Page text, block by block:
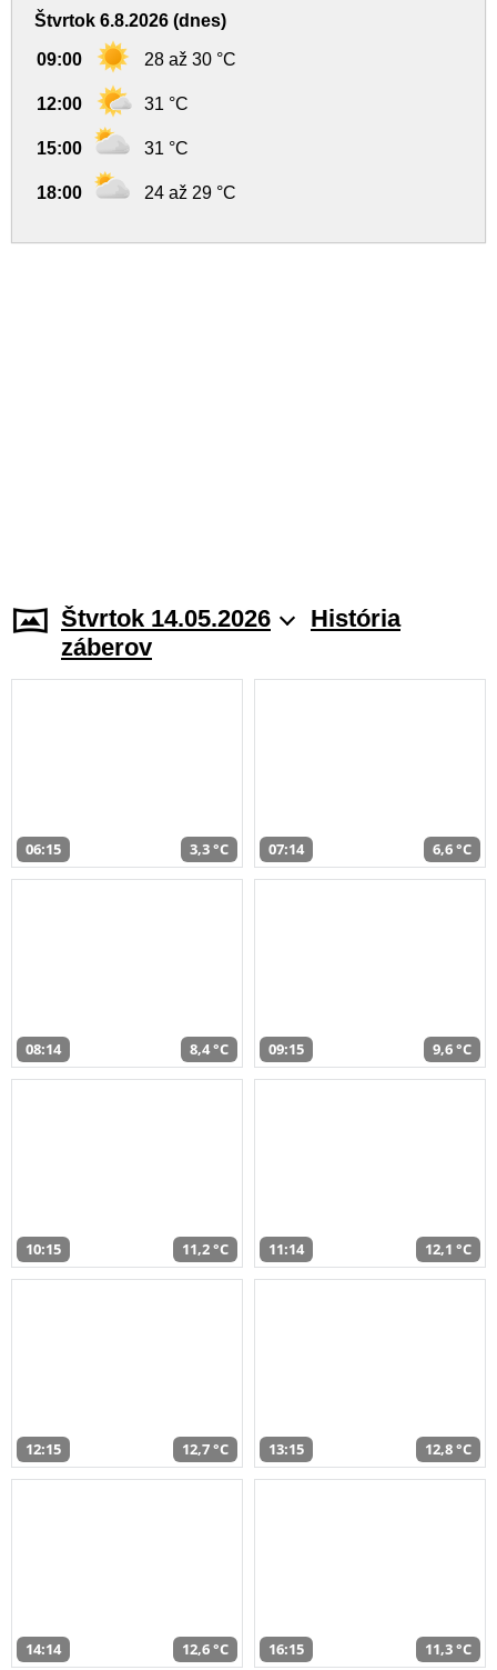
Štvrtok 6.8.2026 (dnes)
09:00 28 až 30 °C
12:00 31 °C
15:00 31 °C
18:00 24 až 29 °C
Štvrtok 14.05.2026
História
záberov
06:15 3,3 °C 07:14 6,6 °C
08:14 8,4 °C 09:15 9,6 °C
10:15 11,2 °C 11:14 12,1 °C
12:15 12,7 °C 13:15 12,8 °C
14:14 12,6 °C 16:15 11,3 °C